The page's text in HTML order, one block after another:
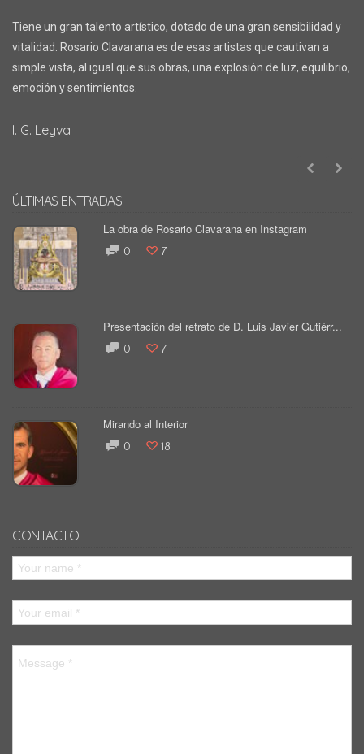
Tiene un gran talento artístico, dotado de una gran sensibilidad y
vitalidad. Rosario Clavarana es de esas artistas que cautivan a
simple vista, al igual que sus obras, una explosión de luz, equilibrio,
emoción y sentimientos.
I. G. Leyva
ÚLTIMAS ENTRADAS
La obra de Rosario Clavarana en Instagram
0 7
Presentación del retrato de D. Luis Javier Gutiérr...
0 7
Mirando al Interior
0 18
CONTACTO